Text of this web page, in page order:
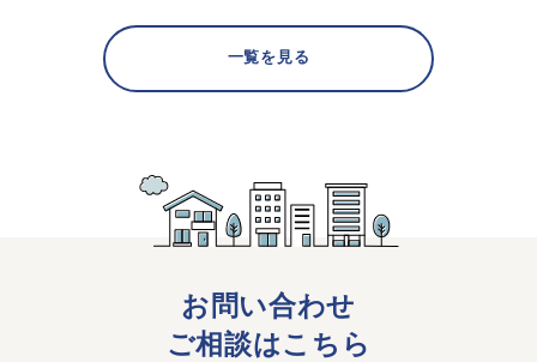
一覧を見る
お問い合わせ
ご相談はこちら